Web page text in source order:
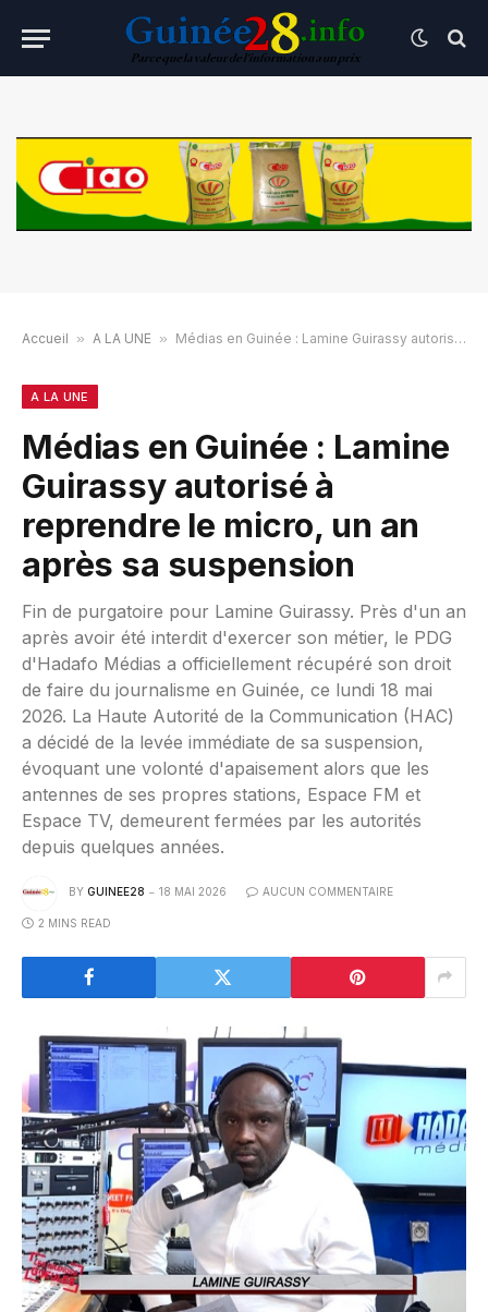
Accueil » A LA UNE » Médias en Guinée : Lamine Guirassy autorisé à reprendre le micro, un an après sa suspension
A LA UNE
Médias en Guinée : Lamine
Guirassy autorisé à
reprendre le micro, un an
après sa suspension
Fin de purgatoire pour Lamine Guirassy. Près d'un an
après avoir été interdit d'exercer son métier, le PDG
d'Hadafo Médias a officiellement récupéré son droit
de faire du journalisme en Guinée, ce lundi 18 mai
2026. La Haute Autorité de la Communication (HAC)
a décidé de la levée immédiate de sa suspension,
évoquant une volonté d'apaisement alors que les
antennes de ses propres stations, Espace FM et
Espace TV, demeurent fermées par les autorités
depuis quelques années.
BY GUINEE28 18 MAI 2026 AUCUN COMMENTAIRE
2 MINS READ